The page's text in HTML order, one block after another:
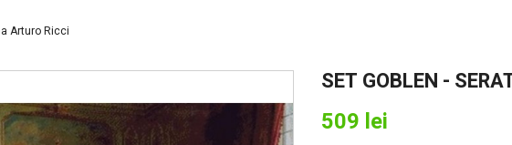
Arturo Ricci
SET GOBLEN -
509 lei